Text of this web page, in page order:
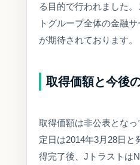
る目的で行われました
トグループ全体の金融
が期待されております。
取得価額と今後
取得価額は非公表とな
定日は2014年3月28日と
得完了後、Jトラストは